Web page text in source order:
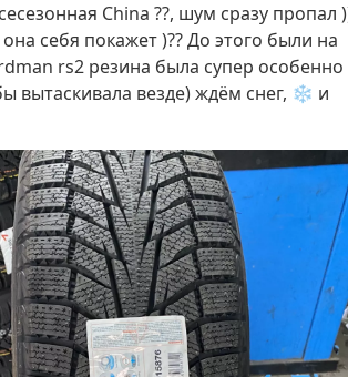
China ??, шум сразу пропал
себя покажет )?? До этого были на
rs2 резина была супер особенно
вытаскивала везде) ждём снег, ❄️ и